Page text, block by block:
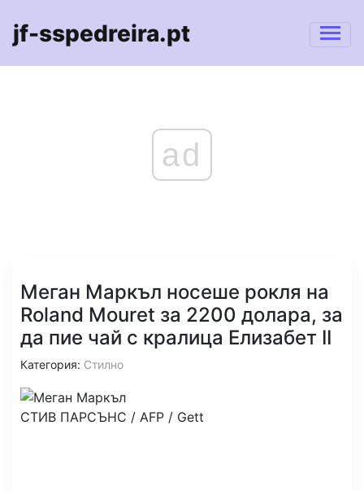
jf-sspedreira.pt
ad
Меган Маркъл носеше рокля на
Roland Mouret за 2200 долара, за
да пие чай с кралица Елизабет II
Категория: Стилно
СТИВ ПАРСЪНС / AFP / Gett